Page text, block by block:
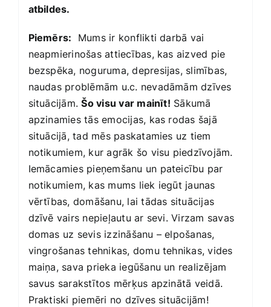
atbildes.
Piemērs: Mums ir konflikti darbā vai
neapmierinošas attiecības, kas aizved pie
bezspēka, noguruma, depresijas, slimības,
naudas problēmām u.c. nevadāmām dzīves
situācijām.Šo visu var mainīt! Sākumā
apzinamies tās emocijas, kas rodas šajā
situācijā, tad mēs paskatamies uz tiem
notikumiem, kur agrāk šo visu piedzīvojām.
Iemācamies pieņemšanu un pateicību par
notikumiem, kas mums liek iegūt jaunas
vērtības, domāšanu, lai tādas situācijas
dzīvē vairs nepieļautu ar sevi. Virzam savas
domas uz sevis izzināšanu – elpošanas,
vingrošanas tehnikas, domu tehnikas, vides
maiņa, sava prieka iegūšanu un realizējam
savus sarakstītos mērķus apzinātā veidā.
Praktiski piemēri no dzīves situācijām!